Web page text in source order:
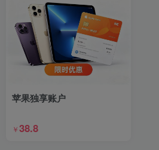
苹果独享账户
￥38.8